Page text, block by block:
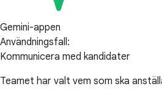
Gemini-appen
Användningsfall:
Kommunicera med kandidater
Teamet har valt vem som ska